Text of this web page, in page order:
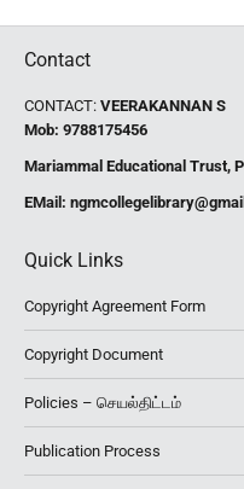
Contact
CONTACT: VEERAKANNAN S
Mob: 9788175456
Mariammal Educational Trust,
EMail:
Quick Links
Copyright Agreement Form
Copyright Document
Policies – செயல்திட்டம்
Publication Process